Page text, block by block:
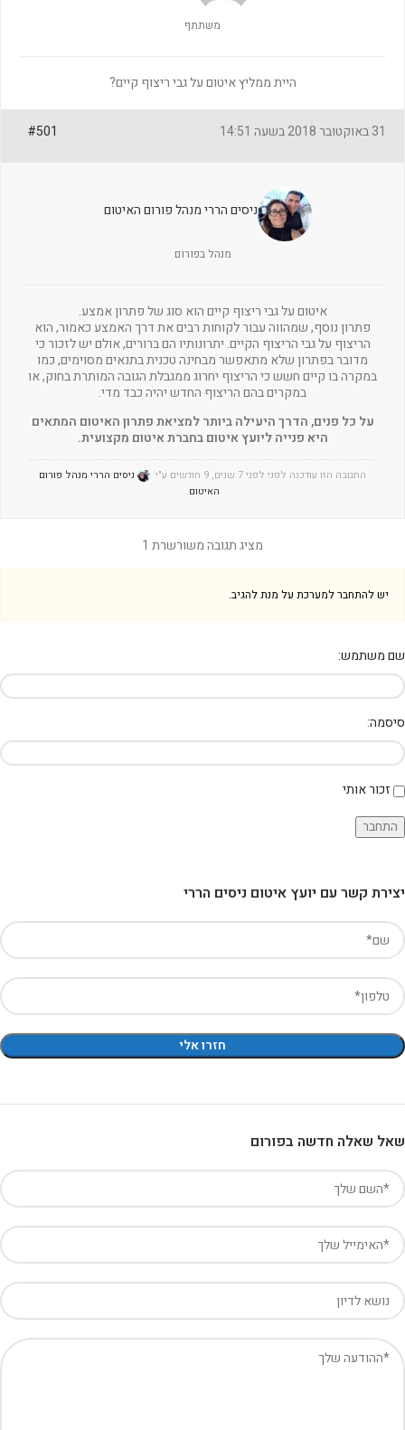
משתתף
היית ממליץ איטום על גבי ריצוף קיים?
31 באוקטובר 2018 בשעה 14:51 #501
ניסים הררי מנהל פורום האיטום
מנהל בפורום
איטום על גבי ריצוף קיים הוא סוג של פתרון אמצע.
פתרון נוסף, שמהווה עבור לקוחות רבים את דרך האמצע כאמור, הוא
הריצוף על גבי הריצוף הקיים. יתרונותיו הם ברורים, אולם יש לזכור כי
מדובר בפתרון שלא מתאפשר מבחינה טכנית בתנאים מסוימים, כמו
במקרה בו קיים חשש כי הריצוף יחרוג ממגבלת הגובה המותרת בחוק, או
במקרים בהם הריצוף החדש יהיה כבד מדי.
על כל פנים, הדרך היעילה ביותר למציאת פתרון האיטום המתאים
היא פנייה ליועץ איטום בחברת איטום מקצועית.
התגובה הזו עודכנה לפני לפני 7 שנים, 9 חודשים ע"י
ניסים הררי מנהל פורום
האיטום.
מציג תגובה משורשרת 1
יש להתחבר למערכת על מנת להגיב.
שם משתמש:
סיסמה:
זכור אותי
התחבר
יצירת קשר עם יועץ איטום ניסים הררי
שאל שאלה חדשה בפורום